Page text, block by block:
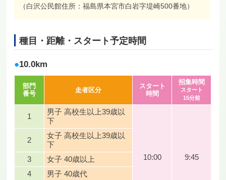
（白沢公民館住所：福島県本宮市白岩字堤崎500番地）
種目・距離・スタート予定時間
10.0km
部門
番号
走者区分
スタート
時間
招集時間
スタート
15分前
1
男子 高校生以上39歳以
下
10:00 9:45
2
女子 高校生以上39歳以
下
3
女子 40歳以上
4
男子 40歳代